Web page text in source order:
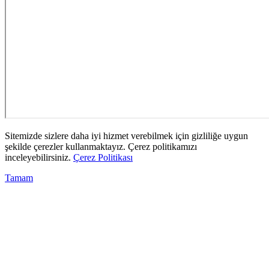
Sitemizde sizlere daha iyi hizmet verebilmek için gizliliğe uygun
şekilde çerezler kullanmaktayız. Çerez politikamızı
inceleyebilirsiniz. Çerez Politikası
Tamam